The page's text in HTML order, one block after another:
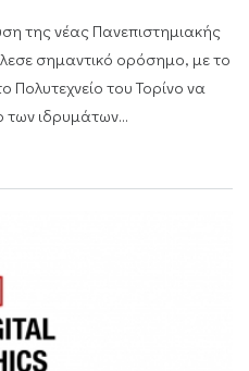
της νέας Πανεπιστημιακής
σημαντικό ορόσημο, με το
Πολυτεχνείο του Τορίνο να
ιδρυμάτων...